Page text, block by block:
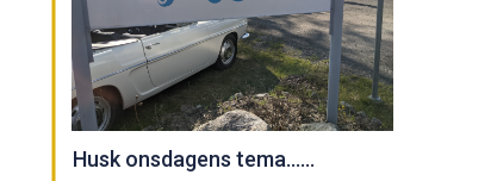
Husk onsdagens tema......